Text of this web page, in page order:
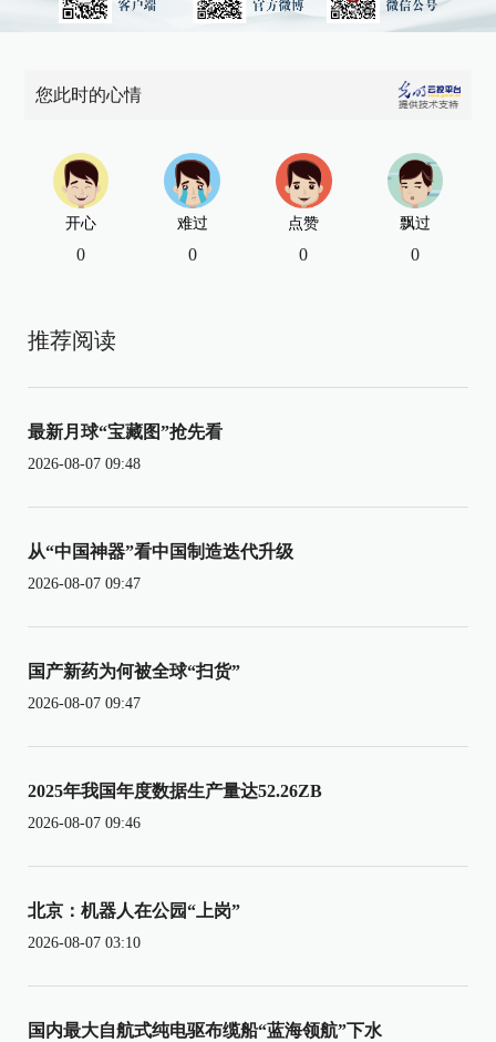
您此时的心情
开心
0
难过
0
点赞
0
飘过
0
推荐阅读
最新月球“宝藏图”抢先看
2026-08-07 09:48
从“中国神器”看中国制造迭代升级
2026-08-07 09:47
国产新药为何被全球“扫货”
2026-08-07 09:47
2025年我国年度数据生产量达52.26ZB
2026-08-07 09:46
北京：机器人在公园“上岗”
2026-08-07 03:10
国内最大自航式纯电驱布缆船“蓝海领航”下水